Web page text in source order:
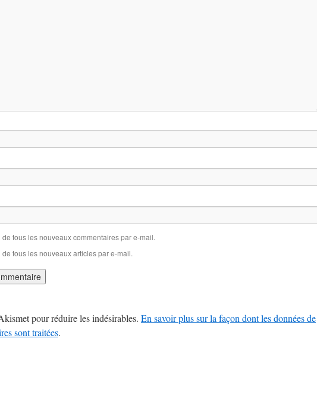
de tous les nouveaux commentaires par e-mail.
de tous les nouveaux articles par e-mail.
pour réduire les indésirables. En savoir plus sur la façon dont les données de
sont traitées.